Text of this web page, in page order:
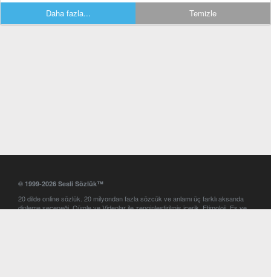
Daha fazla... Temizle
© 1999-2026 Sesli Sözlük™
20 dilde online sözlük. 20 milyondan fazla sözcük ve anlamı üç farklı aksanda
dinleme seçeneği. Cümle ve Videolar ile zenginleştirilmiş içerik. Etimoloji, Eş ve